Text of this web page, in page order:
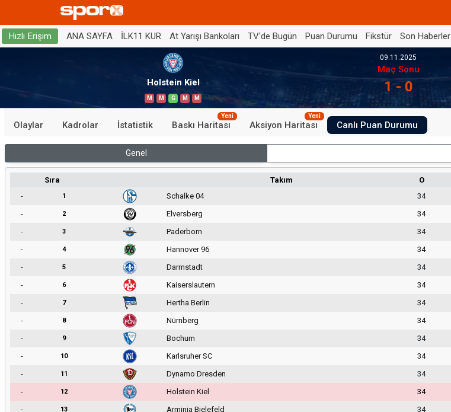
Hızlı Erişim ANA SAYFA İLK11 KUR At Yarışı Bankoları TV'de Bugün Puan Durumu Fikstür Son Haberler
Holstein Kiel
M M G M M
09.11.2025
Maç Sonu
1 - 0
Olaylar Kadrolar İstatistik Baskı Haritası
Yeni
Aksiyon Haritası
Yeni
Canlı Puan Durumu
Genel
Sıra Takım O
-
1 Schalke 04 34
-
2 Elversberg 34
-
3 Paderborn 34
-
4 Hannover 96 34
-
5 Darmstadt 34
-
6 Kaiserslautern 34
-
7 Hertha Berlin 34
-
8 Nürnberg 34
-
9 Bochum 34
-
10 Karlsruher SC 34
-
11 Dynamo Dresden 34
-
12 Holstein Kiel 34
-
13 Arminia Bielefeld 34